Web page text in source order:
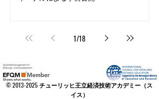
1/18
©2013-2025チューリッヒ王立経済技術アカデミー（ス
イス）